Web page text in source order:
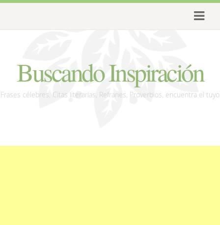
Buscando Inspiración
Frases célebres, Citas literarias, Refranes, Proverbios, encuentra el tuyo